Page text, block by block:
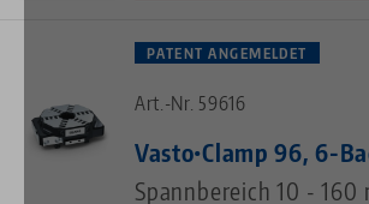
PATENT ANGEMELDET
Art.-Nr. 59616
Vasto•Clamp 96, 6-
Spannbereich 10 - 160